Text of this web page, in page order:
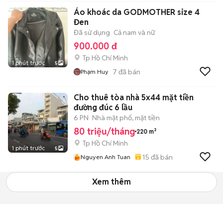
1 phút trước 5
Áo khoác da GODMOTHER size 4
Đen
Đã sử dụng Cả nam và nữ
900.000 đ
Tp Hồ Chí Minh
Phạm Huy 7 đã bán
1 phút trước 5
Cho thuê tòa nhà 5x44 mặt tiền
đường đúc 6 lầu
6 PN Nhà mặt phố, mặt tiền
80 triệu/tháng 220 m²
Tp Hồ Chí Minh
Nguyen Anh Tuan 15 đã bán
Xem thêm